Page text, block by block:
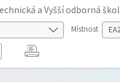
a Vyšší odborná
Místnost